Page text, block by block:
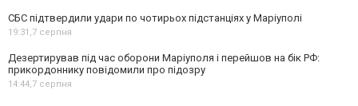
СБС підтвердили удари по чотирьох підстанціях у Маріуполі
19:31,7 серпня
Дезертирував під час оборони Маріуполя і перейшов на бік РФ:
прикордоннику повідомили про підозру
14:44,7 серпня